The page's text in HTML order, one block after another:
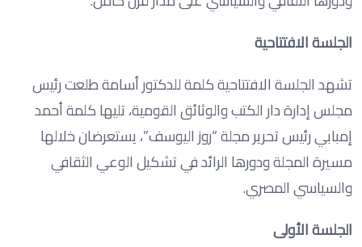
الجلسة الافتتاحية
تشهد الجلسة الافتتاحية كلمة للدكتور أسامة طلعت رئيس
مجلس إدارة دار الكتب والوثائق القومية، تليها كلمة أحمد
إمبابي رئيس تحرير مجلة “روز اليوسف”، يستعرضان خلالها
مسيرة المجلة ودورها الرائد في تشكيل الوعي الثقافي
والسياسي المصري.
الجلسة الأولى